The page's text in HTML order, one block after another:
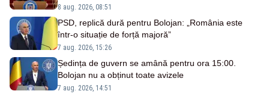
8 aug. 2026, 08:51
PSD, replică dură pentru Bolojan: „România este
într-o situație de forță majoră”
7 aug. 2026, 15:26
Ședința de guvern se amână pentru ora 15:00.
Bolojan nu a obținut toate avizele
7 aug. 2026, 14:51